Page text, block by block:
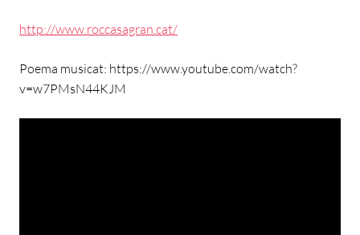
http://www.roccasagran.cat/
Poema musicat: https://www.youtube.com/watch?
v=w7PMsN44KJM